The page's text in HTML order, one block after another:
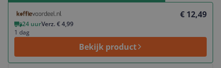
€ 12,49
24 uurVerz. € 4,99
1 dag
Bekijk product